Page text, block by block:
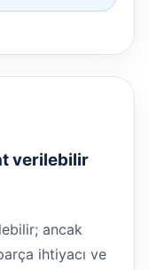
verilebilir
ancak
ihtiyacı ve